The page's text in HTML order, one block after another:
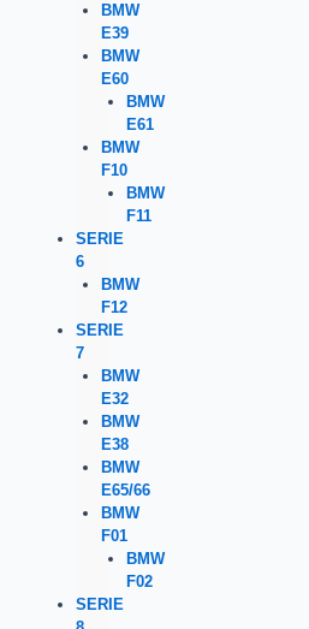
BMW
E39
BMW
E60
BMW
E61
BMW
F10
BMW
F11
SERIE
6
BMW
F12
SERIE
7
BMW
E32
BMW
E38
BMW
E65/66
BMW
F01
BMW
F02
SERIE